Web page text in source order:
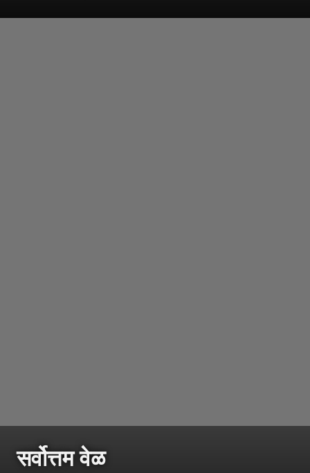
सर्वोत्तम वेळ